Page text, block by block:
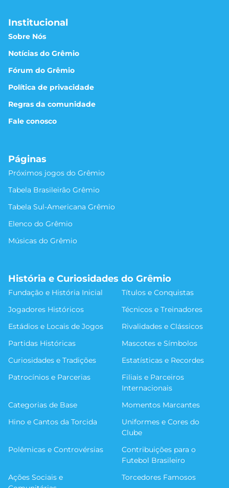
Institucional
Sobre Nós
Notícias do Grêmio
Fórum do Grêmio
Política de privacidade
Regras da comunidade
Fale conosco
Páginas
Próximos jogos do Grêmio
Tabela Brasileirão Grêmio
Tabela Sul-Americana Grêmio
Elenco do Grêmio
Músicas do Grêmio
História e Curiosidades do Grêmio
Fundação e História Inicial
Títulos e Conquistas
Jogadores Históricos
Técnicos e Treinadores
Estádios e Locais de Jogos
Rivalidades e Clássicos
Partidas Históricas
Mascotes e Símbolos
Curiosidades e Tradições
Estatísticas e Recordes
Patrocínios e Parcerias
Filiais e Parceiros
Internacionais
Categorias de Base
Momentos Marcantes
Hino e Cantos da Torcida
Uniformes e Cores do
Clube
Polêmicas e Controvérsias
Contribuições para o
Futebol Brasileiro
Ações Sociais e
Torcedores Famosos